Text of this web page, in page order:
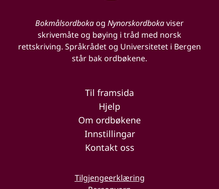
Bokmålsordbokaog Nynorskordbokaviser
skrivemåte og bøying i tråd med norsk
rettskriving. Språkrådet og Universitetet i Bergen
står bak ordbøkene.
Til framsida
Hjelp
Om ordbøkene
Innstillingar
Kontakt oss
Tilgjengeerklæring